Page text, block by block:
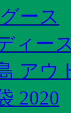
ース
ィー
アウ
2020